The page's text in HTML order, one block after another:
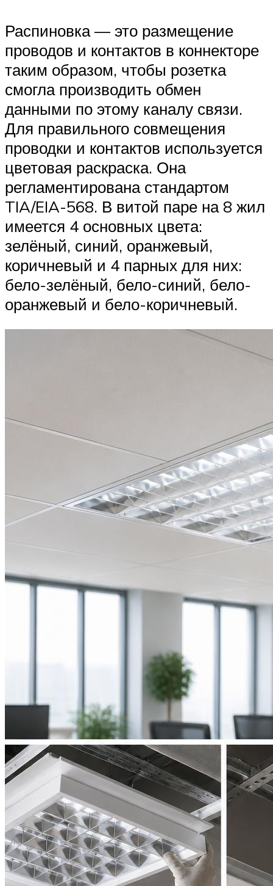
Распиновка — это размещение
проводов и контактов в коннекторе
таким образом, чтобы розетка
смогла производить обмен
данными по этому каналу связи.
Для правильного совмещения
проводки и контактов используется
цветовая раскраска. Она
регламентирована стандартом
TIA/EIA-568. В витой паре на 8 жил
имеется 4 основных цвета:
зелёный, синий, оранжевый,
коричневый и 4 парных для них:
бело-зелёный, бело-синий, бело-
оранжевый и бело-коричневый.